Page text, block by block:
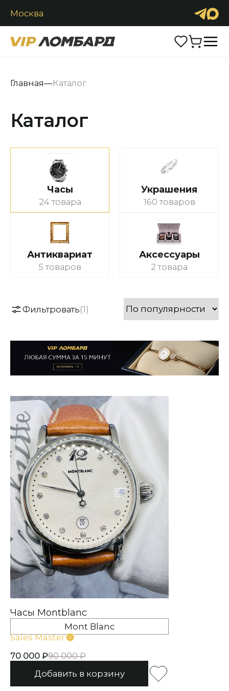
Москва
Продать Обменять
Главная—Каталог
Каталог
Часы
24 товара
Украшения
160 товаров
Антиквариат
5 товаров
Аксессуары
2 товара
Фильтровать(1)
Часы Montblanc
Mont Blanc
Sales Master
70 000
90 000